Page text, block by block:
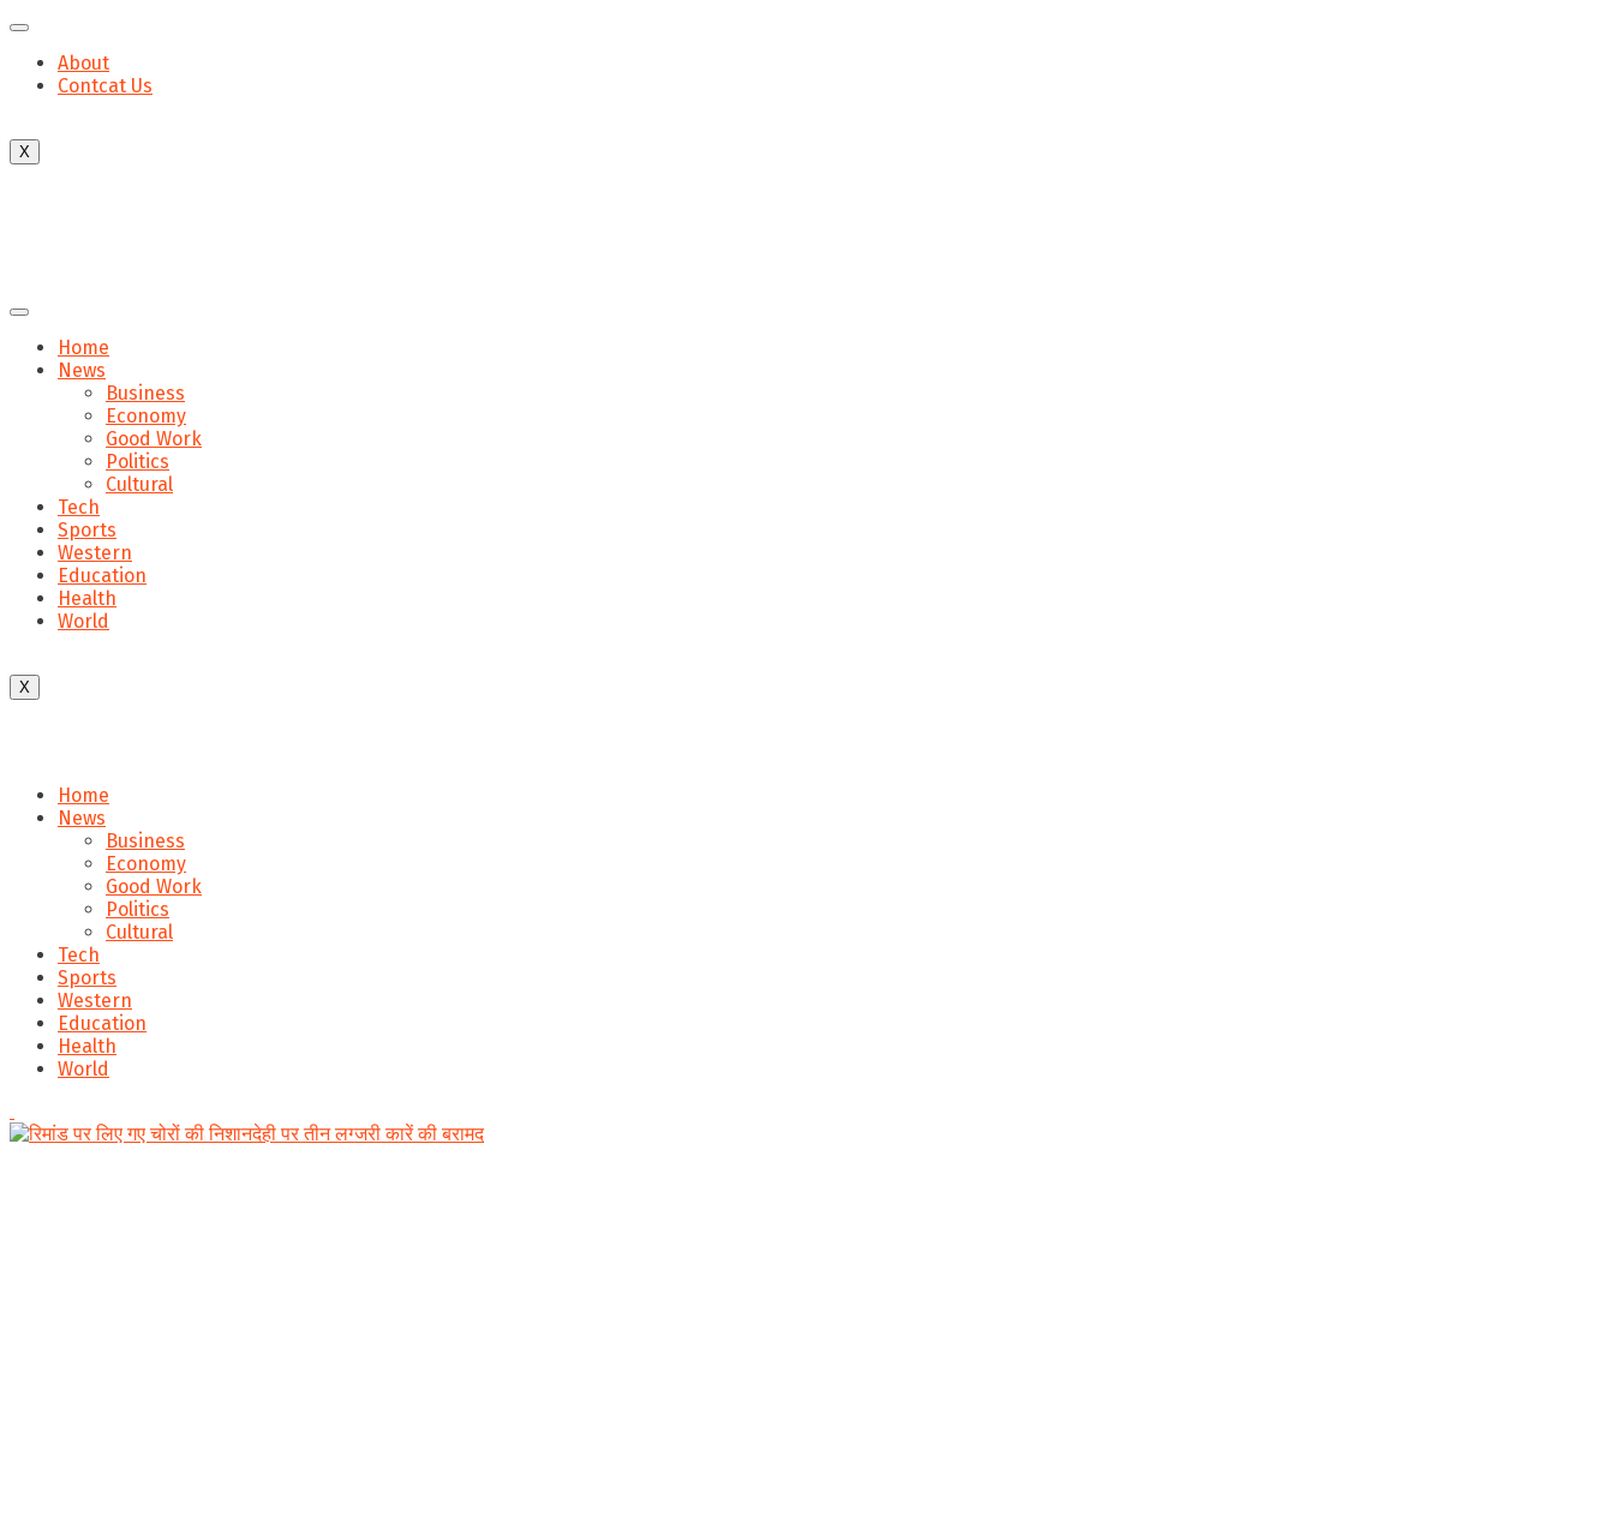
About
Contcat Us
X
Home
News
Business
Economy
Good Work
Politics
Cultural
Tech
Sports
Western
Education
Health
World
X
Home
News
Business
Economy
Good Work
Politics
Cultural
Tech
Sports
Western
Education
Health
World